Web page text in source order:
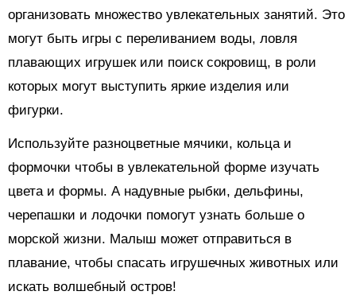
организовать множество увлекательных занятий. Это
могут быть игры с переливанием воды, ловля
плавающих игрушек или поиск сокровищ, в роли
которых могут выступить яркие изделия или
фигурки.
Используйте разноцветные мячики, кольца и
формочки чтобы в увлекательной форме изучать
цвета и формы. А надувные рыбки, дельфины,
черепашки и лодочки помогут узнать больше о
морской жизни. Малыш может отправиться в
плавание, чтобы спасать игрушечных животных или
искать волшебный остров!